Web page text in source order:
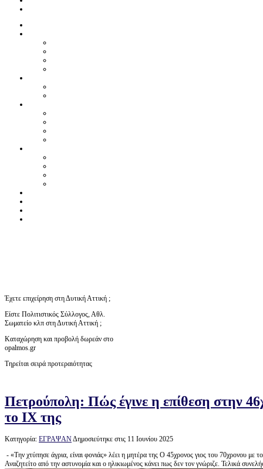
Έχετε επιχείρηση στη Δυτική Αττική ;
Είστε Πολιτιστικός Σύλλογος, Αθλ.
Σωματείο κλπ στη Δυτική Αττική ;
Καταχώρηση και προβολή δωρεάν στο
opalmos.gr
Τηρείται σειρά προτεραιότητας
Πετρούπολη: Πώς έγινε η επίθεση στην
το ΙΧ της
Κατηγορία: ΕΓΡΑΨΑΝΔημοσιεύτηκε στις 11 Ιουνίου 2025
- «Την χτύπησε άγρια, είναι φονιάς» λέει η μητέρα της Ο 45χρονος γιος του 70χρονου με
Αναζητείτο από την αστυνομία και ο ηλικιωμένος κάνει πως δεν τον γνώριζε. Τελικά